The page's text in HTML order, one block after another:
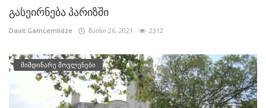
გასეირნება პარიზში
Davit.Gamcemlidze მაისი 26, 2021 2312
მიმდინარე მოვლენები